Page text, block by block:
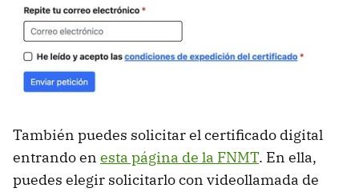
También puedes solicitar el certificado digital
entrando en esta página de la FNMT. En ella,
puedes elegir solicitarlo con videollamada de